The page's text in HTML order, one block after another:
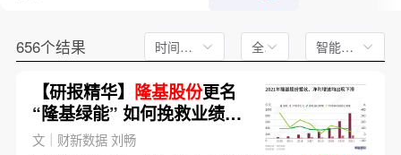
656个结果 时间不限 全文 智能排序
【研报精华】 隆基股份更名
“隆基绿能” 如何挽救业绩颓
势？
文｜财新数据 刘畅